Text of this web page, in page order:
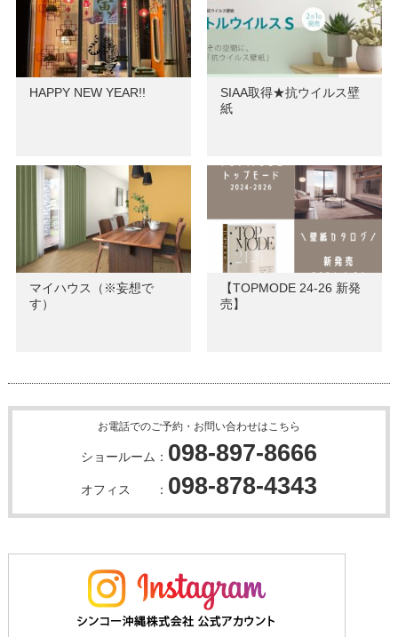
HAPPY NEW YEAR!!
SIAA取得★抗ウイルス壁
紙
マイハウス（※妄想で
す）
【TOPMODE 24-26 新発
売】
お電話でのご予約・お問い合わせはこちら
ショールーム： 098-897-8666
オフィス ： 098-878-4343